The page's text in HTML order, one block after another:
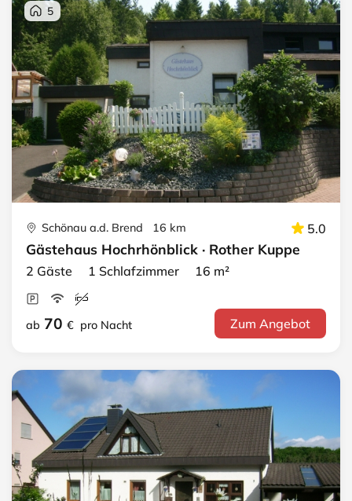
5
Schönau a.d. Brend 16 km 5.0
Gästehaus Hochrhönblick · Rother Kuppe
2 Gäste 1 Schlafzimmer 16 m²
ab 70 € pro Nacht Zum Angebot